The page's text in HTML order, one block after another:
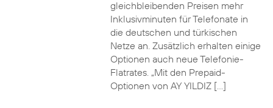
gleichbleibenden Preisen mehr
Inklusivminuten für Telefonate in
die deutschen und türkischen
Netze an. Zusätzlich erhalten einige
Optionen auch neue Telefonie-
Flatrates. „Mit den Prepaid-
Optionen von AY YILDIZ […]